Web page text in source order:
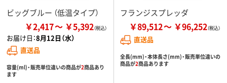
ビッグブルー （低温タイプ）
￥2,417 ￥5,392
お届け日：8月12日（水）
直送品
容量(ml)・販売単位違いの商品が2商品あり
ます
フランジスプレッダ
￥89,512 ￥96,252
直送品
全長(mm)・本体長さ(mm)・販売単位違いの
商品が2商品あります